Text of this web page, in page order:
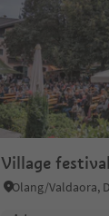
Village